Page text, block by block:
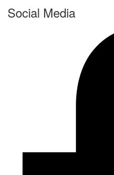
Social Media